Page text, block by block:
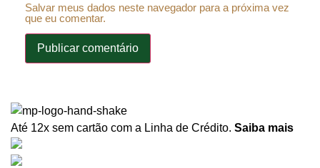
Salvar meus dados neste navegador para a próxima vez
que eu comentar.
Até 12x sem cartão com a Linha de Crédito. Saiba mais